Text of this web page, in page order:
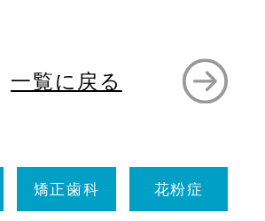
一覧に戻る
矯正歯科 花粉症